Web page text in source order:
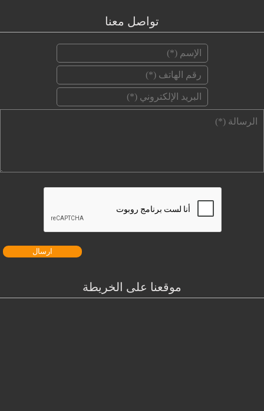
تواصل معنا
موقعنا على الخريطة